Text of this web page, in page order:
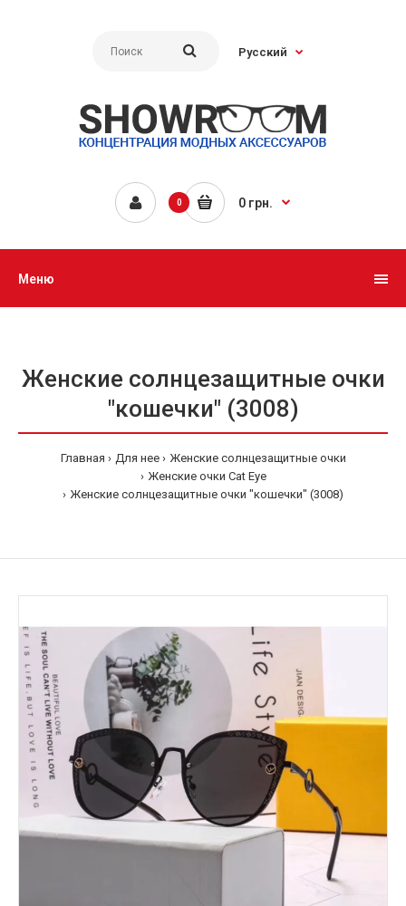
Русский
0 0 грн.
Меню
Женские солнцезащитные очки
"кошечки" (3008)
Главная Для нее
Женские солнцезащитные очки
Женские очки Cat Eye
Женские солнцезащитные очки "кошечки" (3008)